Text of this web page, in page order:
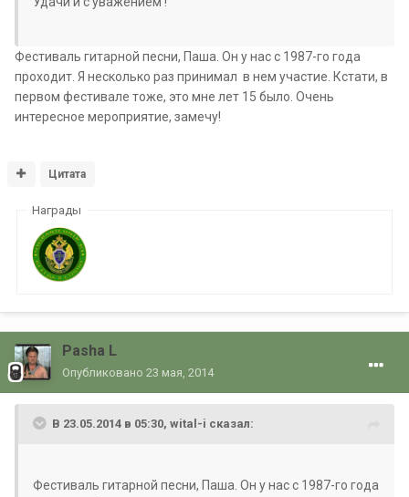
Фестиваль гитарной песни, Паша. Он у нас с 1987-го года
проходит. Я несколько раз принимал в нем участие. Кстати, в
первом фестивале тоже, это мне лет 15 было. Очень
интересное мероприятие, замечу!
Цитата
Награды
Pasha L
Опубликовано 23 мая, 2014
В 23.05.2014 в 05:30, wital-i сказал:
Фестиваль гитарной песни, Паша. Он у нас с 1987-го года